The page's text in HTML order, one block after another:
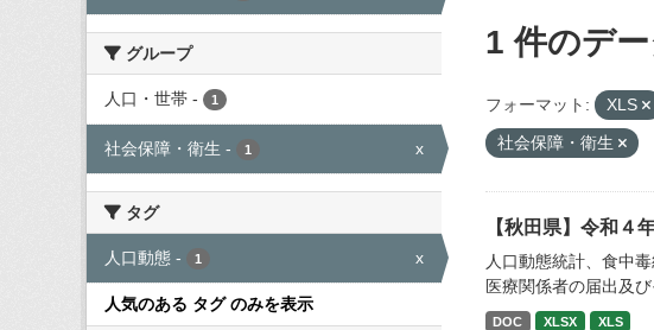
グループ
人口・世帯 - 1
社会保障・衛生 - 1 x
タグ
人口動態 - 1 x
人気のある タグ のみを表示
1 件のデ
フォーマット: XLS
社会保障・衛生
【秋田県】令和４
人口動態統計、食中
医療関係者の届出及
DOC XLSX XLS